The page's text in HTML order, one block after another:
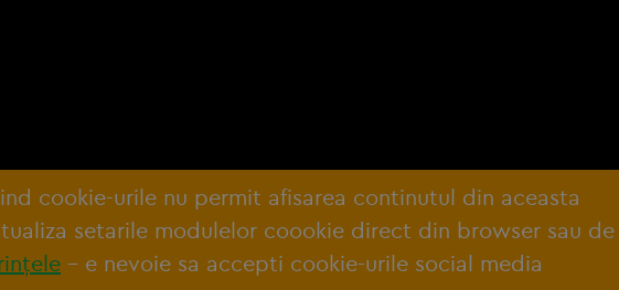
cookie-urile nu permit afisarea continutul din aceasta
setarile modulelor coookie direct din browser sau de
– e nevoie sa accepti cookie-urile social media